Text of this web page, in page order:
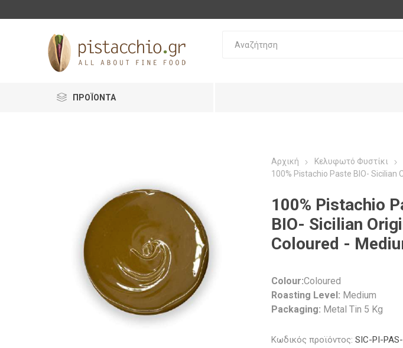
ΠΡΟΪΟΝΤΑ
Αρχική Κελυφωτό Φυστίκι
100% Pistachio Paste BIO- Sicilian
100% Pistachio
BIO- Sicilian
Coloured -
Colour:Coloured
Roasting Level: Medium
Packaging: Metal Tin 5 Kg
Κωδικός προϊόντος: SIC-PI-